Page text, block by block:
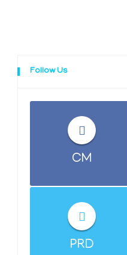
Follow Us
CM
PRD